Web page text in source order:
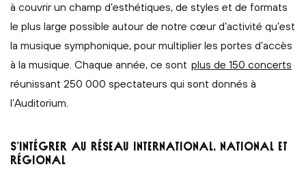
à couvrir un champ d’esthétiques, de styles et de formats
le plus large possible autour de notre cœur d’activité qu’est
la musique symphonique, pour multiplier les portes d’accès
à la musique. Chaque année, ce sont plus de 150 concerts
réunissant 250 000 spectateurs qui sont donnés à
l’Auditorium.
S’INTÉGRER AU RÉSEAU INTERNATIONAL, NATIONAL ET
RÉGIONAL